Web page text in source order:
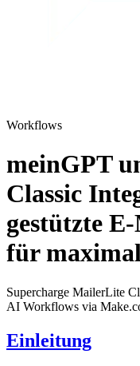
Workflows
meinGPT
Classic
gestützte
für
Supercharge MailerLite
AI Workflows via
Einleitung